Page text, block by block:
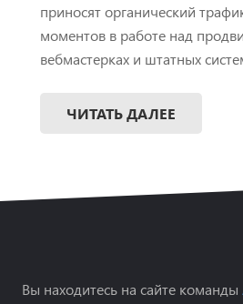
приносят органический
моментов в работе над
вебмастерках и штатных
ЧИТАТЬ ДАЛЕЕ
Вы находитесь на сайте команды